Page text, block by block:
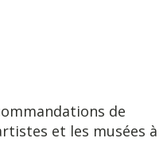
de
et les musées à